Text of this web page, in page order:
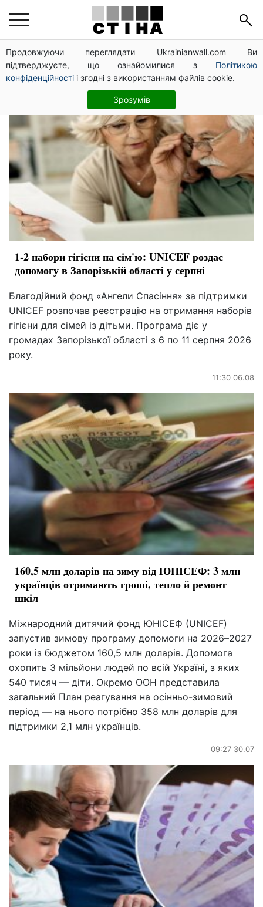
Продовжуючи переглядати Ukrainianwall.com Ви
підтверджуєте, що ознайомилися з Політикою
конфіденційності і згодні з використанням файлів cookie.
Зрозумів
ЮНІСЕФ
1-2 набори гігієни на сім'ю: UNICEF роздає
допомогу в Запорізькій області у серпні
Благодійний фонд «Ангели Спасіння» за підтримки
UNICEF розпочав реєстрацію на отримання наборів
гігієни для сімей із дітьми. Програма діє у
громадах Запорізької області з 6 по 11 серпня 2026
року.
11:30 06.08
160,5 млн доларів на зиму від ЮНІСЕФ: 3 млн
українців отримають гроші, тепло й ремонт
шкіл
Міжнародний дитячий фонд ЮНІСЕФ (UNICEF)
запустив зимову програму допомоги на 2026–2027
роки із бюджетом 160,5 млн доларів. Допомога
охопить 3 мільйони людей по всій Україні, з яких
540 тисяч — діти. Окремо ООН представила
загальний План реагування на осінньо-зимовий
період — на нього потрібно 358 млн доларів для
підтримки 2,1 млн українців.
09:27 30.07